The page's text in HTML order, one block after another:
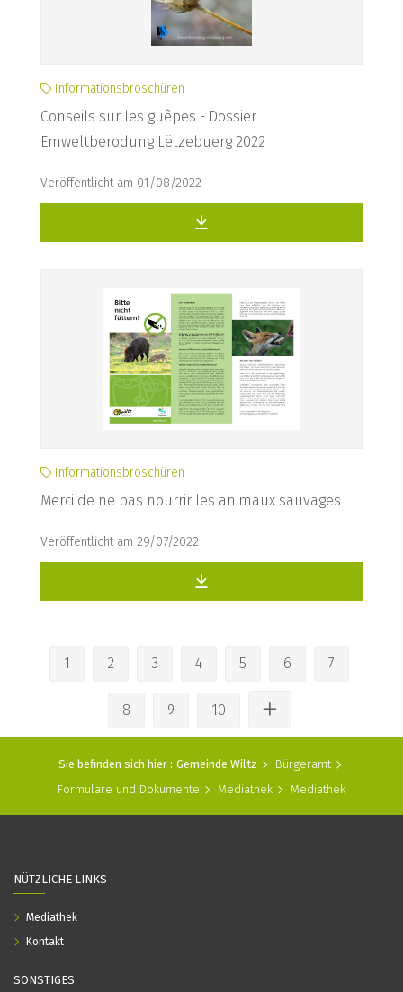
Informationsbroschüren
Conseils sur les guêpes - Dossier
Emweltberodung Lëtzebuerg 2022
Veröffentlicht am 01/08/2022
Informationsbroschüren
Merci de ne pas nourrir les animaux sauvages
Veröffentlicht am 29/07/2022
1 2 3 4 5 6 7
8 9 10
Sie befinden sich hier : Gemeinde Wiltz
Bürgeramt
Formulare und Dokumente
Mediathek Mediathek
NÜTZLICHE LINKS
Mediathek
Kontakt
SONSTIGES